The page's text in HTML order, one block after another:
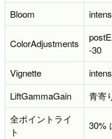
Bloom
ColorAdjustments
-30
Vignette
LiftGammaGain
青寄
全ポイントライ
ト
30%